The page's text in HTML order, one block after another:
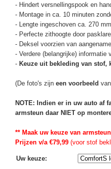
- Hindert versnellingspook en
- Montage in ca. 10 minuten
- Lengte ingeschoven ca. 270
- Perfecte zithoogte door
- Deksel voorzien van
- Verdere (belangrijke) informatie
- Keuze uit bekleding van stof,
(De foto's zijn een voorbeeld
NOTE: Indien er in uw auto af
armsteun daar NIET op
** Maak uw keuze van
Prijzen v/a €79,99(voor stof
Uw keuze: